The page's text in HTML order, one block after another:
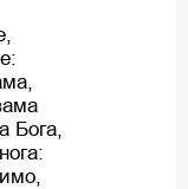
Бога,